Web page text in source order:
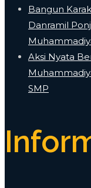
Bangun
Danramil
​Aksi Nyata
SMP